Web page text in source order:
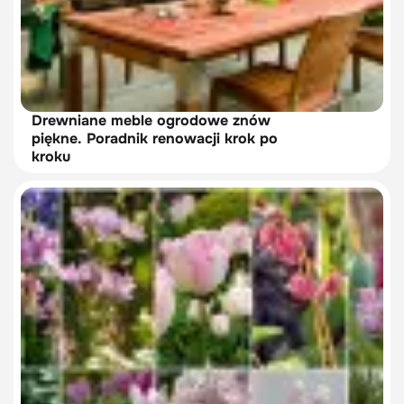
Drewniane meble ogrodowe znów
piękne. Poradnik renowacji krok po
kroku